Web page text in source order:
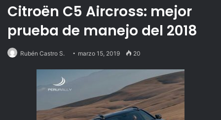
Citroën C5 Aircross: mejor
prueba de manejo del 2018
Rubén Castro S. marzo 15, 2019 20